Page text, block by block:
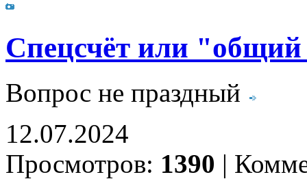
Спецсчёт или "общий
Вопрос не праздный
12.07.2024
Просмотров: 1390 |